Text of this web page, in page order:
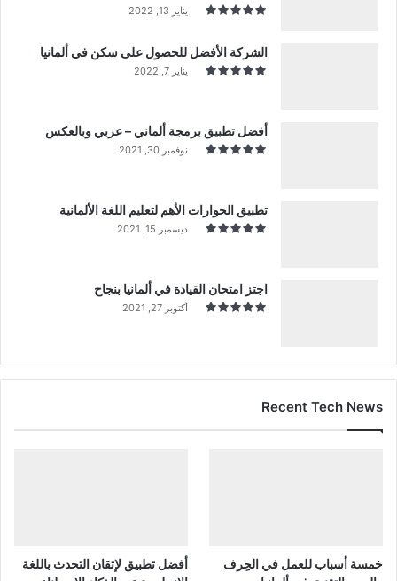
يناير 13, 2022
الشركة الأفضل للحصول على سكن في ألمانيا
يناير 7, 2022
أفضل تطبيق برمجة ألماني – عربي وبالعكس
نوفمبر 30, 2021
تطبيق الحوارات الأهم لتعليم اللغة الألمانية
ديسمبر 15, 2021
اجتز امتحان القيادة في ألمانيا بنجاح
أكتوبر 27, 2021
Recent Tech News
خمسة أسباب للعمل في الحِرف
أفضل تطبيق لإتقان التحدث باللغة